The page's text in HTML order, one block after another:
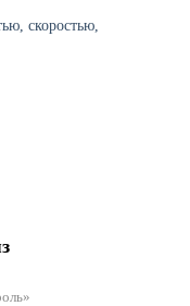
скоростью,